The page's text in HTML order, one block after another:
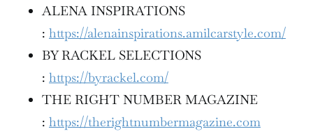
ALENA INSPIRATIONS
: https://alenainspirations.amilcarstyle.com/
BY RACKEL SELECTIONS
: https://byrackel.com/
THE RIGHT NUMBER MAGAZINE
: https://therightnumbermagazine.com